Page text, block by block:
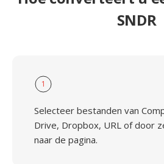
SNDR
1
Selecteer bestanden van
Drive, Dropbox, URL of door
naar de pagina.